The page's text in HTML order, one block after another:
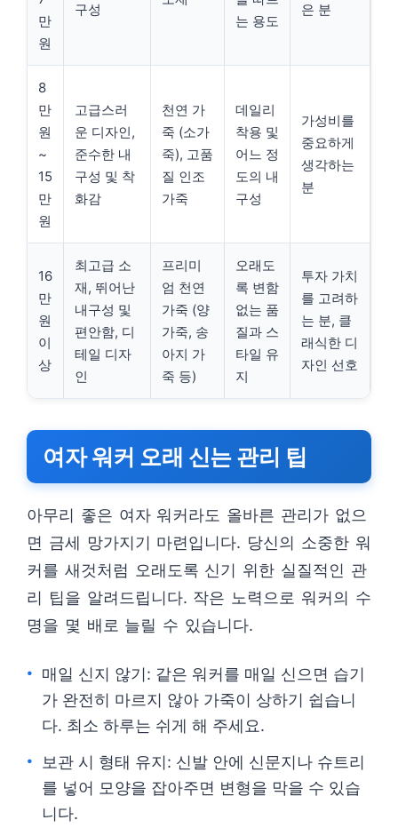
만
원
구성
는 용도
은 분
8
만
원
~
15
만
원
고급스러
운 디자인,
준수한 내
구성 및 착
화감
천연 가
죽 (소가
죽), 고품
질 인조
가죽
데일리
착용 및
어느 정
도의 내
구성
가성비를
중요하게
생각하는
분
16
만
원
이
상
최고급 소
재, 뛰어난
내구성 및
편안함, 디
테일 디자
인
프리미
엄 천연
가죽 (양
가죽, 송
아지 가
죽 등)
오래도
록 변함
없는 품
질과 스
타일 유
지
투자 가치
를 고려하
는 분, 클
래식한 디
자인 선호
여자 워커 오래 신는 관리 팁
아무리 좋은 여자 워커라도 올바른 관리가 없으
면 금세 망가지기 마련입니다. 당신의 소중한 워
커를 새것처럼 오래도록 신기 위한 실질적인 관
리 팁을 알려드립니다. 작은 노력으로 워커의 수
명을 몇 배로 늘릴 수 있습니다.
매일 신지 않기: 같은 워커를 매일 신으면 습기
가 완전히 마르지 않아 가죽이 상하기 쉽습니
다. 최소 하루는 쉬게 해 주세요.
보관 시 형태 유지: 신발 안에 신문지나 슈트리
를 넣어 모양을 잡아주면 변형을 막을 수 있습
니다.